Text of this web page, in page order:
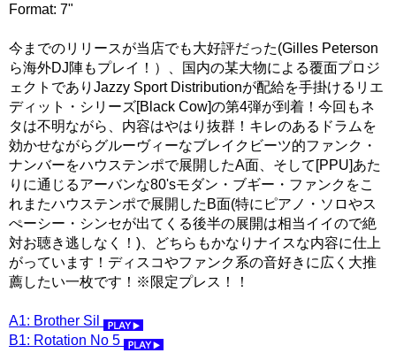
Format: 7"
今までのリリースが当店でも大好評だった(Gilles Peterson
ら海外DJ陣もプレイ！）、国内の某大物による覆面プロジ
ェクトでありJazzy Sport Distributionが配給を手掛けるリエ
ディット・シリーズ[Black Cow]の第4弾が到着！今回もネ
タは不明ながら、内容はやはり抜群！キレのあるドラムを
効かせながらグルーヴィーなブレイクビーツ的ファンク・
ナンバーをハウステンポで展開したA面、そして[PPU]あた
りに通じるアーバンな80'sモダン・ブギー・ファンクをこ
れまたハウステンポで展開したB面(特にピアノ・ソロやス
ぺーシー・シンセが出てくる後半の展開は相当イイので絶
対お聴き逃しなく！)、どちらもかなりナイスな内容に仕上
がっています！ディスコやファンク系の音好きに広く大推
薦したい一枚です！※限定プレス！！
A1: Brother Sil
B1: Rotation No 5